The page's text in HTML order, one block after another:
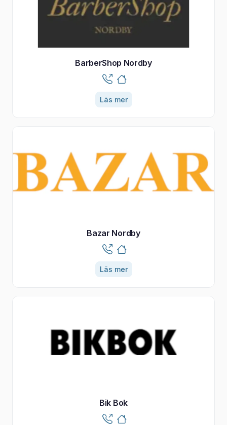
BarberShop Nordby
Läs mer
Bazar Nordby
Läs mer
Bik Bok